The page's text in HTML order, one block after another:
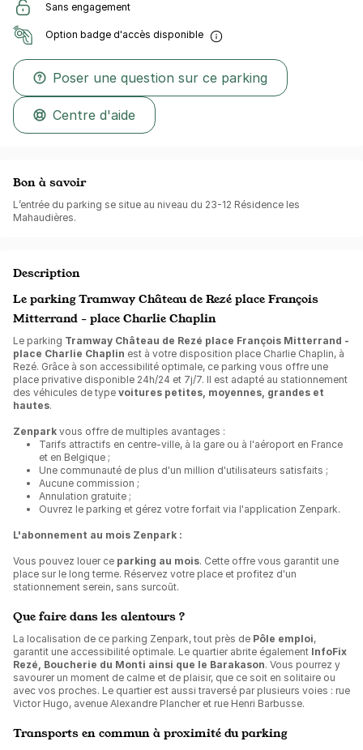
Sans engagement
Option badge d'accès disponible
Poser une question sur ce parking
Centre d'aide
Bon à savoir
L’entrée du parking se situe au niveau du 23-12 Résidence les
Mahaudières.
Description
Le parking Tramway Château de Rezé place François
Mitterrand - place Charlie Chaplin
Le parking Tramway Château de Rezé place François Mitterrand -
place Charlie Chaplin est à votre disposition place Charlie Chaplin, à
Rezé. Grâce à son accessibilité optimale, ce parking vous offre une
place privative disponible 24h/24 et 7j/7. Il est adapté au stationnement
des véhicules de type voitures petites, moyennes, grandes et
hautes.
Zenpark vous offre de multiples avantages :
Tarifs attractifs en centre-ville, à la gare ou à l'aéroport en France
et en Belgique ;
Une communauté de plus d'un million d'utilisateurs satisfaits ;
Aucune commission ;
Annulation gratuite ;
Ouvrez le parking et gérez votre forfait via l'application Zenpark.
L'abonnement au mois Zenpark :
Vous pouvez louer ce parking au mois. Cette offre vous garantit une
place sur le long terme. Réservez votre place et profitez d'un
stationnement serein, sans surcoût.
Que faire dans les alentours ?
La localisation de ce parking Zenpark, tout près de Pôle emploi,
garantit une accessibilité optimale. Le quartier abrite également InfoFix
Rezé, Boucherie du Monti ainsi que le Barakason. Vous pourrez y
savourer un moment de calme et de plaisir, que ce soit en solitaire ou
avec vos proches. Le quartier est aussi traversé par plusieurs voies : rue
Victor Hugo, avenue Alexandre Plancher et rue Henri Barbusse.
Transports en commun à proximité du parking